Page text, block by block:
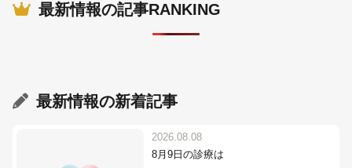
最新情報の記事RANKING
最新情報の新着記事
2026.08.08
8月9日の診療は